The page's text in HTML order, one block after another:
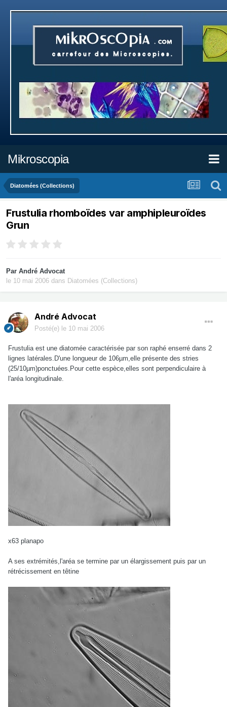
Mikroscopia
Diatomées (Collections)
Frustulia rhomboïdes var amphipleuroïdes
Grun
Par André Advocat
le 10 mai 2006 dans Diatomées (Collections)
André Advocat
Posté(e) le 10 mai 2006
Frustulia est une diatomée caractérisée par son raphé enserré dans 2
lignes latérales.D'une longueur de 106µm,elle présente des stries
(25/10µm)ponctuées.Pour cette espèce,elles sont perpendiculaire à
l'aréa longitudinale.
x63 planapo
A ses extrémités,l'aréa se termine par un élargissement puis par un
rétrécissement en têtine